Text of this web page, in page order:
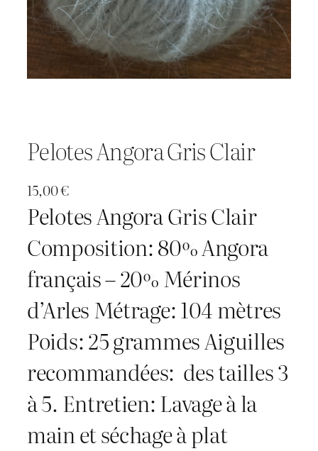
Pelotes Angora Gris Clair
15,00€
Pelotes Angora Gris Clair
Composition: 80% Angora
français – 20% Mérinos
d’Arles Métrage: 104 mètres
Poids: 25 grammes Aiguilles
recommandées: des tailles 3
à 5. Entretien: Lavage à la
main et séchage à plat